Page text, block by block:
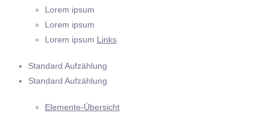
Lorem ipsum
Lorem ipsum
Lorem ipsum Links
Standard Aufzählung
Standard Aufzählung
Elemente-Übersicht